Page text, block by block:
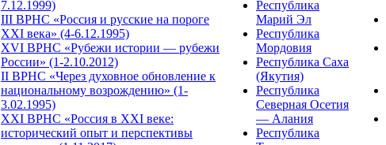
7.12.1999)
III ВРНС «Россия и русские на пороге
XXI века» (4-6.12.1995)
XVI ВРНС «Рубежи истории — рубежи
России» (1-2.10.2012)
II ВРНС «Через духовное обновление к
национальному возрождению» (1-
3.02.1995)
XХI ВРНС «Россия в XXI веке:
исторический опыт и перспективы
Республика
Марий Эл
Республика
Мордовия
Республика Саха
(Якутия)
Республика
Северная Осетия
— Алания
Республика